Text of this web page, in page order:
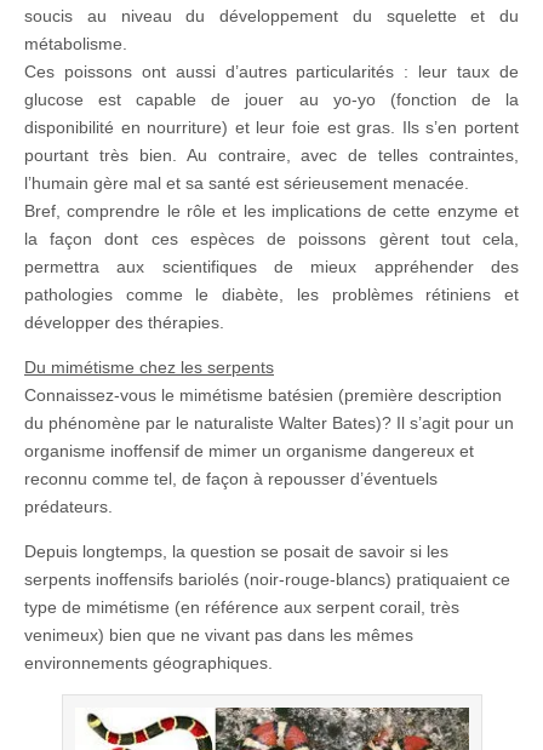
soucis au niveau du développement du squelette et du
métabolisme.
Ces poissons ont aussi d’autres particularités : leur taux de
glucose est capable de jouer au yo-yo (fonction de la
disponibilité en nourriture) et leur foie est gras. Ils s’en portent
pourtant très bien. Au contraire, avec de telles contraintes,
l’humain gère mal et sa santé est sérieusement menacée.
Bref, comprendre le rôle et les implications de cette enzyme et
la façon dont ces espèces de poissons gèrent tout cela,
permettra aux scientifiques de mieux appréhender des
pathologies comme le diabète, les problèmes rétiniens et
développer des thérapies.
Du mimétisme chez les serpents
Connaissez-vous le mimétisme batésien (première description
du phénomène par le naturaliste Walter Bates)? Il s’agit pour un
organisme inoffensif de mimer un organisme dangereux et
reconnu comme tel, de façon à repousser d’éventuels
prédateurs.
Depuis longtemps, la question se posait de savoir si les
serpents inoffensifs bariolés (noir-rouge-blancs) pratiquaient ce
type de mimétisme (en référence aux serpent corail, très
venimeux) bien que ne vivant pas dans les mêmes
environnements géographiques.